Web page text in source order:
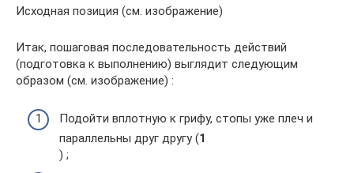
Исходная позиция (см. изображение)
Итак, пошаговая последовательность действий
(подготовка к выполнению) выглядит следующим
образом (см. изображение) :
Подойти вплотную к грифу, стопы уже плеч и
параллельны друг другу (1
) ;